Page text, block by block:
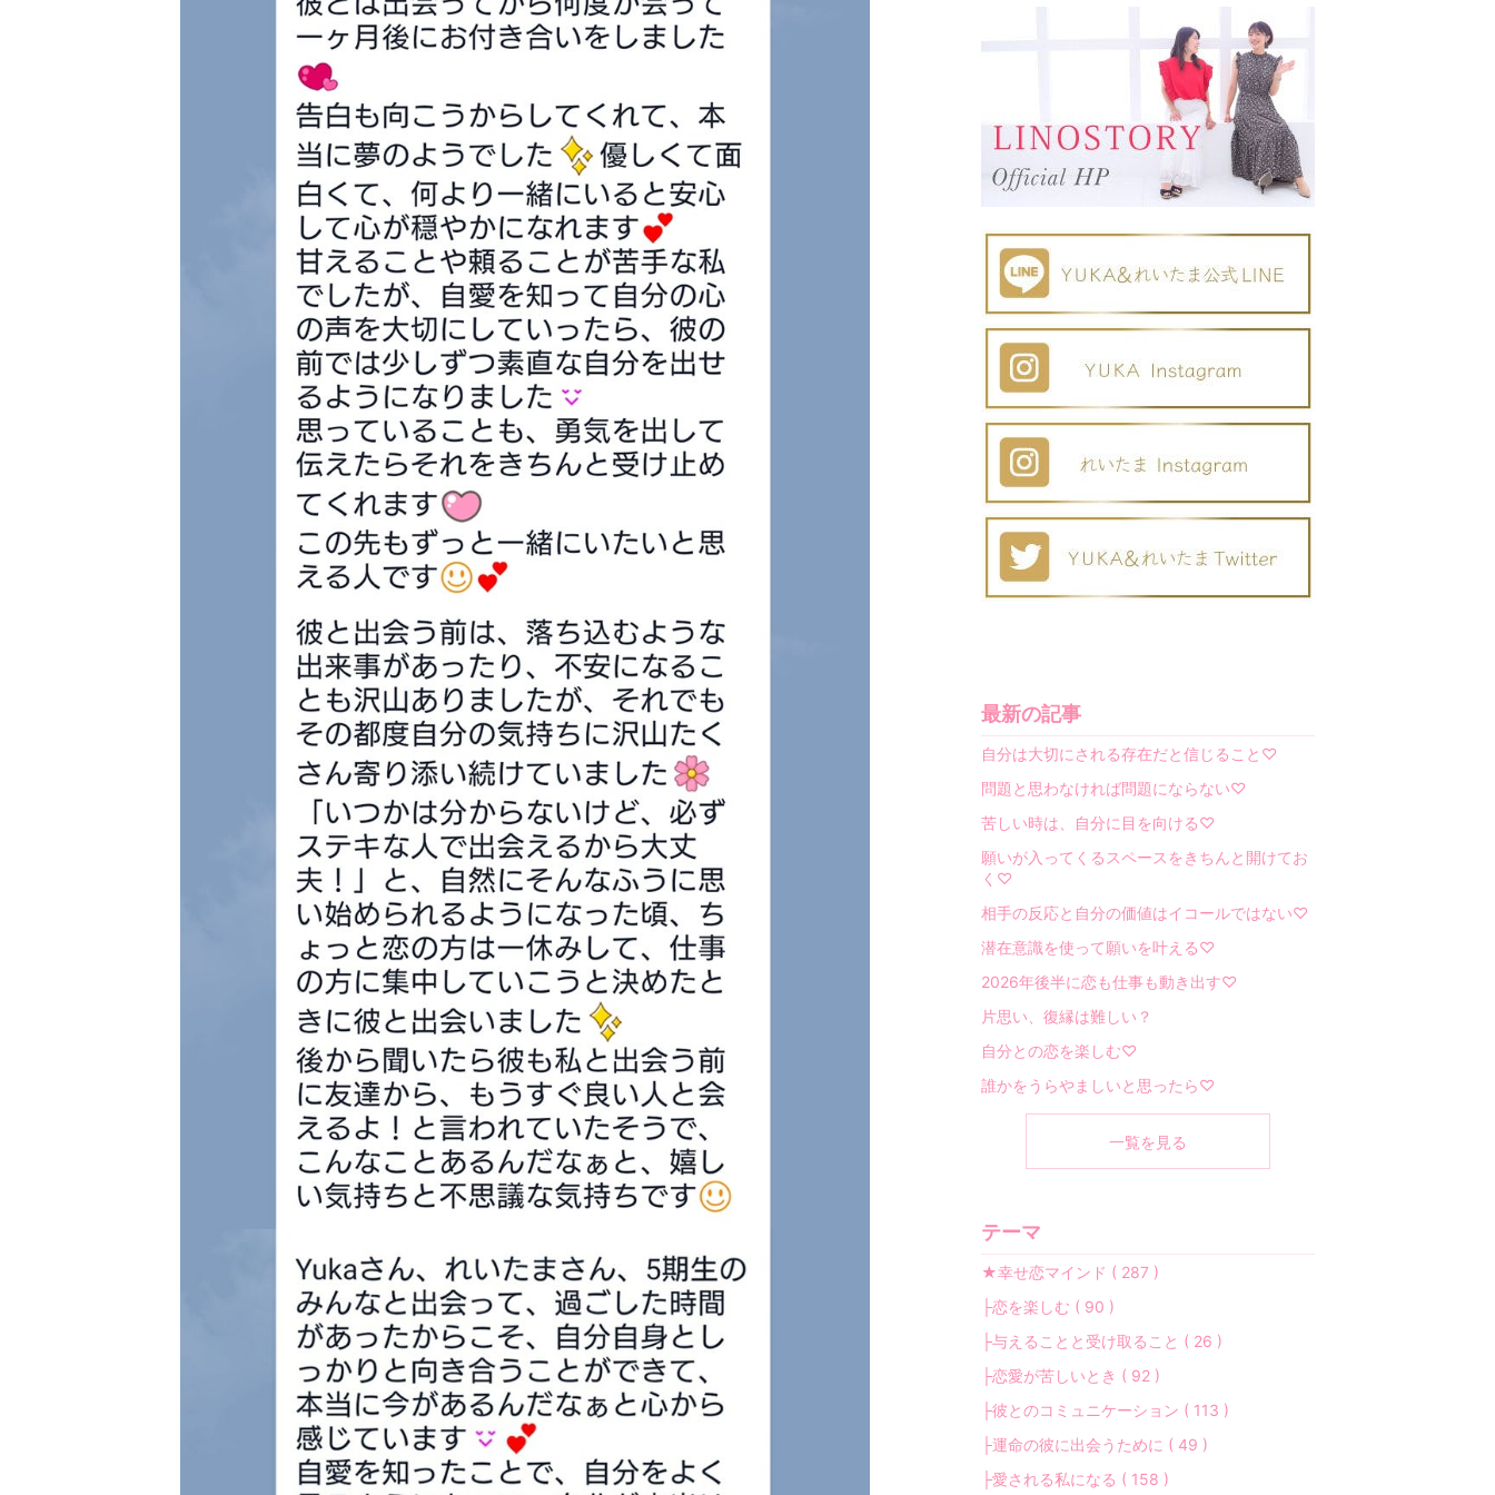
最新の記事
自分は大切にされる存在だと信じること♡
問題と思わなければ問題にならない♡
苦しい時は、自分に目を向ける♡
願いが入ってくるスペースをきちんと開けてお
く♡
相手の反応と自分の価値はイコールではない♡
潜在意識を使って願いを叶える♡
2026年後半に恋も仕事も動き出す♡
片思い、復縁は難しい？
自分との恋を楽しむ♡
誰かをうらやましいと思ったら♡
一覧を見る
テーマ
★幸せ恋マインド ( 287 )
├恋を楽しむ ( 90 )
├与えることと受け取ること ( 26 )
├恋愛が苦しいとき ( 92 )
├彼とのコミュニケーション ( 113 )
├運命の彼に出会うために ( 49 )
├愛される私になる ( 158 )